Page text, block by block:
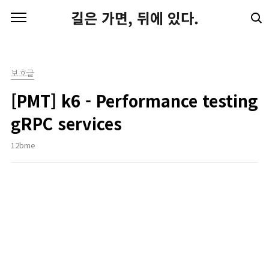
길은 가면, 뒤에 있다.
보호글
[PMT] k6 - Performance testing
gRPC services
12bme